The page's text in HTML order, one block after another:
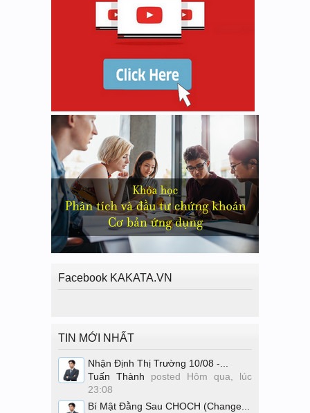
Facebook KAKATA.VN
TIN MỚI NHẤT
Nhận Định Thị Trường 10/08 -...
Tuấn Thành posted Hôm qua, lúc
23:08
Bí Mật Đằng Sau CHOCH (Change...